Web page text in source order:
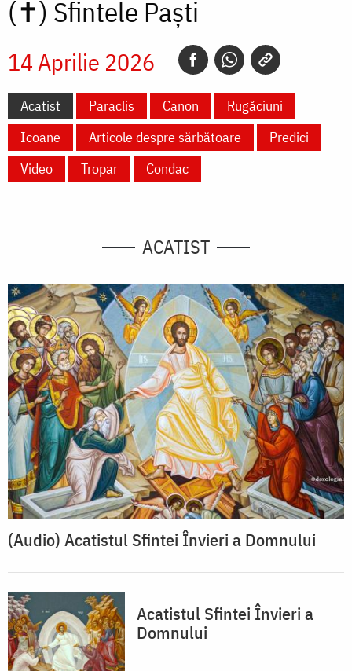
(✝) Sfintele Paști
14 Aprilie 2026
Acatist Paraclis Canon
Rugăciuni
Icoane
Articole despre sărbătoare
Predici
Video
Tropar Condac
ACATIST
(Audio) Acatistul Sfintei Învieri a Domnului
Acatistul Sfintei Învieri a
Domnului